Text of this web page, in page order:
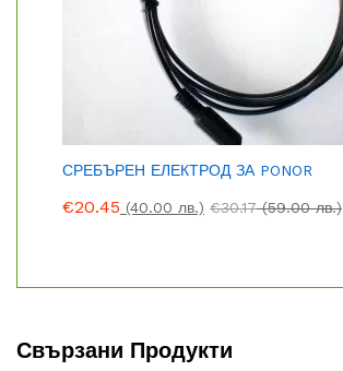
СРЕБЪРЕН ЕЛЕКТРОД ЗА PONOR
€20.45 (40.00 лв.) €30.17 (59.00 лв.)
Свързани Продукти